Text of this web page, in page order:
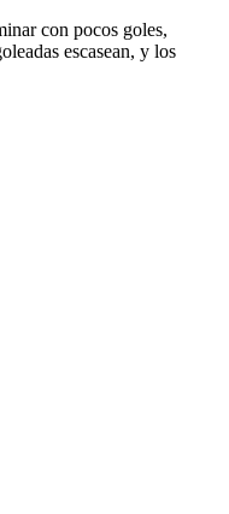
con pocos goles,
escasean, y los